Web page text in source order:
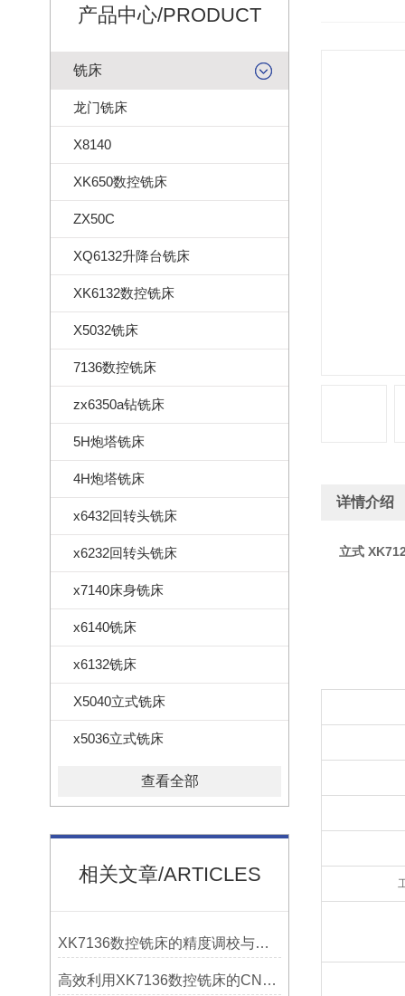
产品中心/PRODUCT
铣床
龙门铣床
X8140
XK650数控铣床
ZX50C
XQ6132升降台铣床
XK6132数控铣床
X5032铣床
7136数控铣床
zx6350a钻铣床
5H炮塔铣床
4H炮塔铣床
x6432回转头铣床
x6232回转头铣床
x7140床身铣床
x6140铣床
x6132铣床
X5040立式铣床
x5036立式铣床
查看全部
相关文章/ARTICLES
XK7136数控铣床的精度调校与性能优化
高效利用XK7136数控铣床的CNC系统？
详情介绍
立式